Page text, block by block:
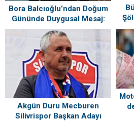
Bora Balcıoğlu’ndan Doğum
Gününde Duygusal Mesaj:
“Silivri’mi Çok Özlüyorum”
Akgün Duru Mecburen
Silivrispor Başkan Adayı